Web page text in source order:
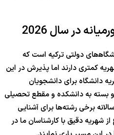
در سال 2026
دولتی ترکیه است که
کمتری دارند اما پذیرش در این
دانشگاه برای دانشجویان
بسته به دانشکده و مقطع تحصیلی
برخی رشته‌ها برای آشنایی
از شهریه دقیق با کارشناسان ما در